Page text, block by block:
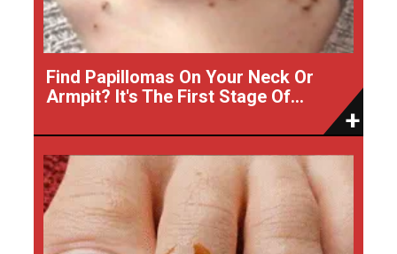
Find Papillomas On Your Neck Or
Armpit? It's The First Stage Of...